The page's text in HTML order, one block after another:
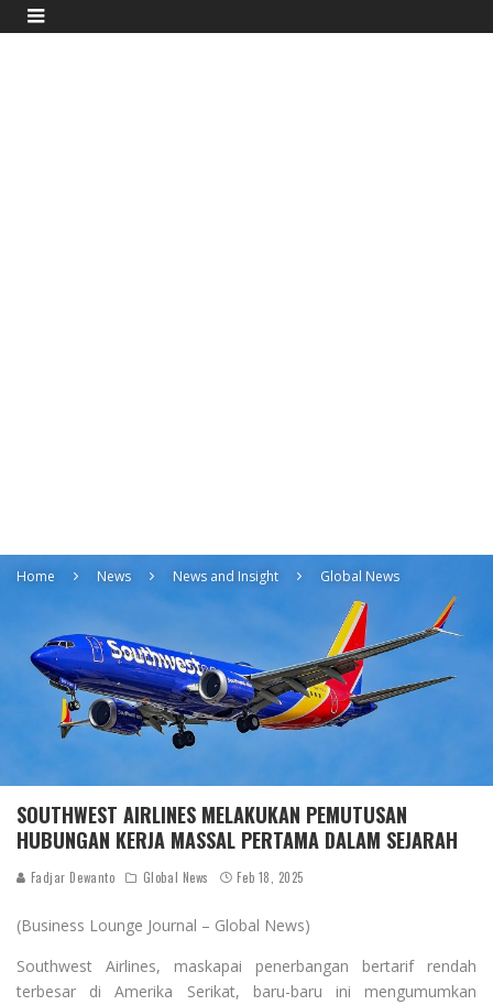
Home News News and Insight Global News
SOUTHWEST AIRLINES MELAKUKAN PEMUTUSAN
HUBUNGAN KERJA MASSAL PERTAMA DALAM SEJARAH
Fadjar Dewanto Global News Feb 18, 2025
(Business Lounge Journal – Global News)
Southwest Airlines, maskapai penerbangan bertarif rendah
terbesar di Amerika Serikat, baru-baru ini mengumumkan